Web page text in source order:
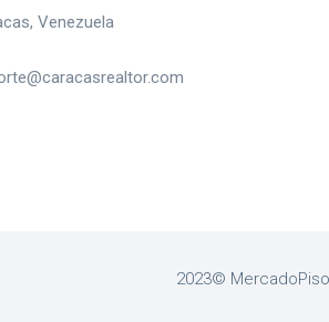
Venezuela
2023©